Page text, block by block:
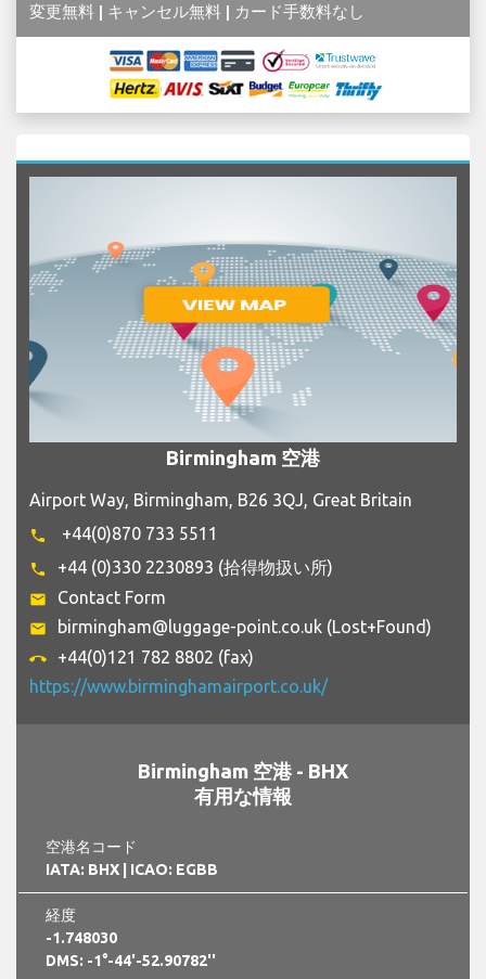
変更無料 | キャンセル無料 | カード手数料なし
Birmingham 空港
Airport Way, Birmingham, B26 3QJ, Great Britain
phone +44(0)870 733 5511
phone +44 (0)330 2230893 (拾得物扱い所)
email Contact Form
email birmingham@luggage-point.co.uk (Lost+Found)
call_end
+44(0)121 782 8802 (fax)
https://www.birminghamairport.co.uk/
Birmingham 空港 - BHX
有用な情報
空港名コード
IATA: BHX
| ICAO: EGBB
経度
-1.748030
DMS: -1°-44'-52.90782''